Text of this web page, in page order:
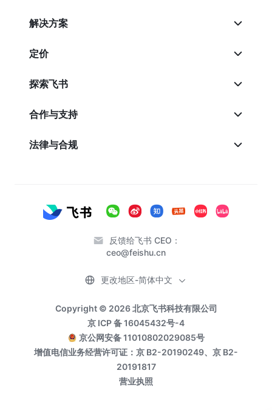
解决方案
定价
探索飞书
合作与支持
法律与合规
反馈给飞书 CEO：
ceo@feishu.cn
Copyright © 2026 北京飞书科技有限公司
京 ICP 备 16045432号-4
京公网安备 11010802029085号
增值电信业务经营许可证：京 B2-20190249、京 B2-
20191817
营业执照
更改地区-简体中文